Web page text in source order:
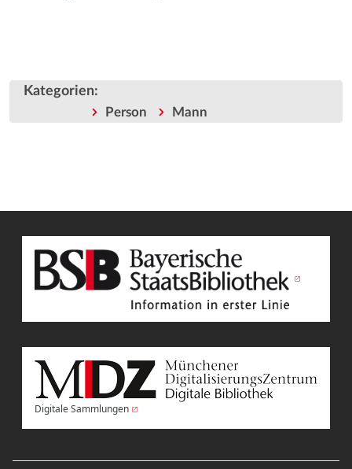
Kategorien:
Person Mann
Digitale Sammlungen